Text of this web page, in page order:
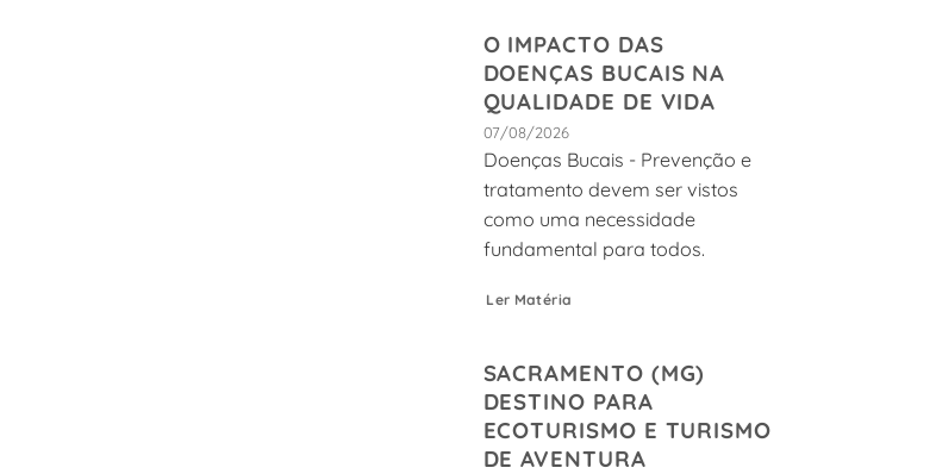
O IMPACTO DAS
DOENÇAS BUCAIS NA
QUALIDADE DE VIDA
07/08/2026
Doenças Bucais - Prevenção e
tratamento devem ser vistos
como uma necessidade
fundamental para todos.
Ler Matéria
SACRAMENTO (MG)
DESTINO PARA
ECOTURISMO E TURISMO
DE AVENTURA